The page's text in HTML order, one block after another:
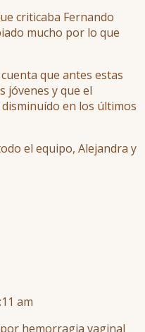
criticaba Fernando
mucho por lo que
que antes estas
jóvenes y que el
en los últimos
el equipo, Alejandra y
am
hemorragia vaginal